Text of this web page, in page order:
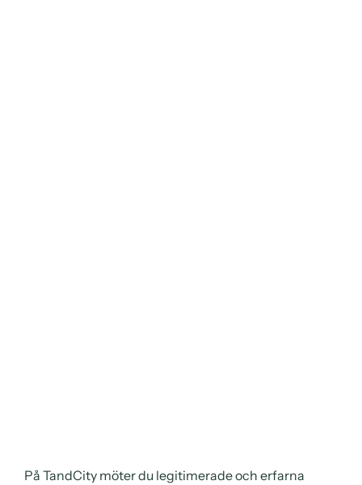
På TandCity möter du legitimerade och erfarna